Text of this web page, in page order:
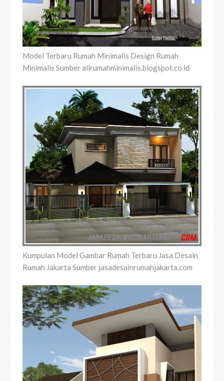
Model Terbaru Rumah Minimalis Design Rumah
Minimalis Sumber allrumahminimalis.blogspot.co.id
Kumpulan Model Gambar Rumah Terbaru Jasa Desain
Rumah Jakarta Sumber jasadesainrumahjakarta.com